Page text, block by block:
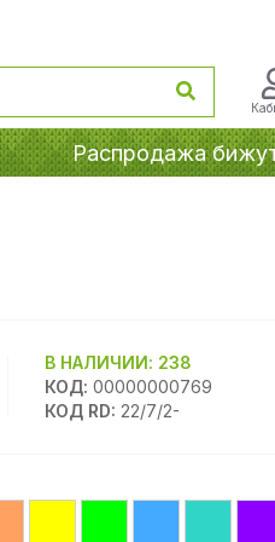
Распродажа
В НАЛИЧИИ: 238
КОД: 00000000769
КОД RD: 22/7/2-